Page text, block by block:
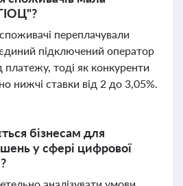
переплачували
підключений оператор
платежу, тоді як конкуренти
нижчі ставки від 2 до 3,05%.
бізнесам для
у сфері цифрової